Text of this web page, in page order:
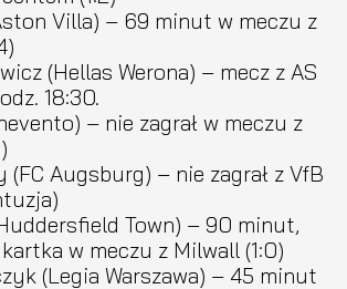
Villa) – 69 minut w meczu z
(Hellas Werona) – mecz z AS
18:30.
– nie zagrał w meczu z
(FC Augsburg) – nie zagrał z VfB
Town) – 90 minut,
w meczu z Milwall (1:0)
(Legia Warszawa) – 45 minut